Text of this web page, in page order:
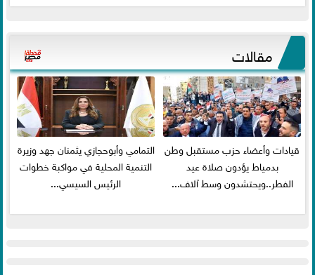
مقالات
قيادات وأعضاء حزب مستقبل وطن
بدمياط يؤدون صلاة عيد
الفطر..ويحتشدون وسط آلاف...
التمامي وأبوحجازي يثمنان جهد وزيرة
التنمية المحلية في مواكبة خطوات
الرئيس السيسي...